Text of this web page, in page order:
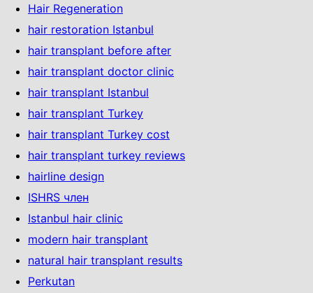
Hair Regeneration
hair restoration Istanbul
hair transplant before after
hair transplant doctor clinic
hair transplant Istanbul
hair transplant Turkey
hair transplant Turkey cost
hair transplant turkey reviews
hairline design
ISHRS член
Istanbul hair clinic
modern hair transplant
natural hair transplant results
Perkutan